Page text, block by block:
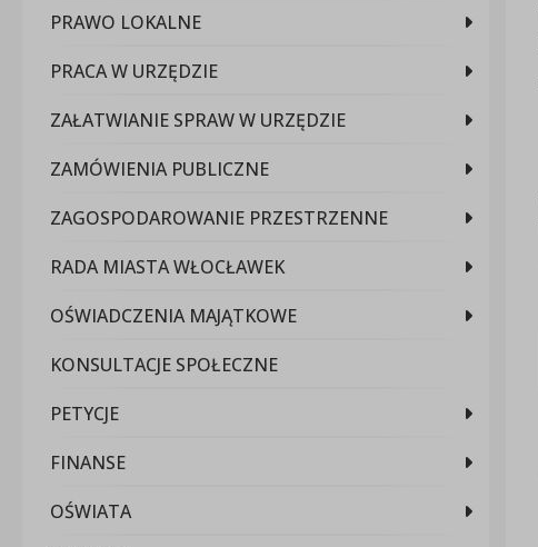
PRAWO LOKALNE
PRACA W URZĘDZIE
ZAŁATWIANIE SPRAW W URZĘDZIE
ZAMÓWIENIA PUBLICZNE
ZAGOSPODAROWANIE PRZESTRZENNE
RADA MIASTA WŁOCŁAWEK
OŚWIADCZENIA MAJĄTKOWE
KONSULTACJE SPOŁECZNE
PETYCJE
FINANSE
OŚWIATA